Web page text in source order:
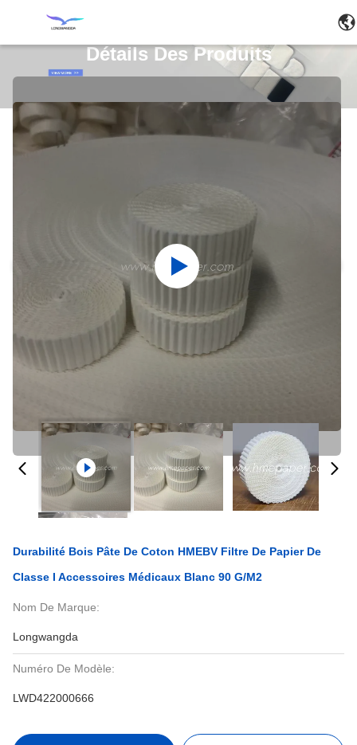
Détails Des Produits
Durabilité Bois Pâte De Coton HMEBV Filtre De Papier De
Classe I Accessoires Médicaux Blanc 90 G/m2
Nom De Marque:
Longwangda
Numéro De Modèle:
LWD422000666